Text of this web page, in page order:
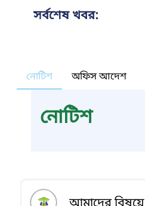
সর্বশেষ খবর:
নোটিশ অফিস আদেশ
নোটিশ